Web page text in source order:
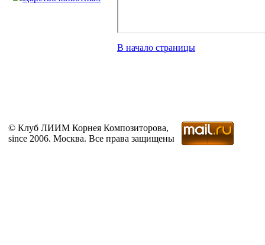
В начало страницы
© Клуб ЛИИМ Корнея Композиторова,
since 2006. Москва. Все права защищены